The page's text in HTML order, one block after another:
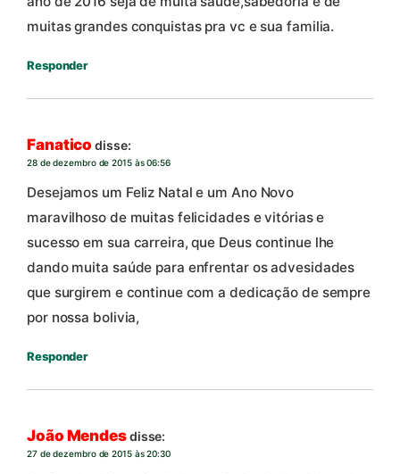
muitas grandes conquistas pra vc e sua familia.
Responder
Fanatico disse:
28 de dezembro de 2015 às 06:56
Desejamos um Feliz Natal e um Ano Novo
maravilhoso de muitas felicidades e vitórias e
sucesso em sua carreira, que Deus continue lhe
dando muita saúde para enfrentar os advesidades
que surgirem e continue com a dedicação de sempre
por nossa bolivia,
Responder
João Mendesdisse:
27 de dezembro de 2015 às 20:30